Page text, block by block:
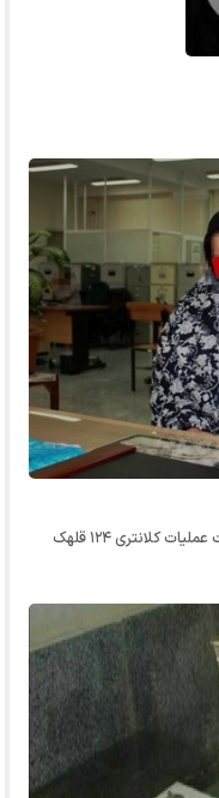
در هفته‌های گذشته شکایت‌های زیادی به معاونت عملیات کلانتری ۱۲۴ قلهک